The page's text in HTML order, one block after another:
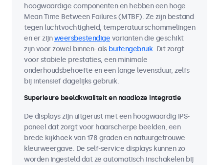
hoogwaardige componenten en hebben een hoge
Mean Time Between Failures (MTBF). Ze zijn bestand
tegen luchtvochtigheid, temperatuurschommelingen
en er zijnweersbestendige varianten die geschikt
zijn voor zowel binnen- als buitengebruik. Dit zorgt
voor stabiele prestaties, een minimale
onderhoudsbehoefte en een lange levensduur, zelfs
bij intensief dagelijks gebruik.
Superieure beeldkwaliteit en naadloze integratie
De displays zijn uitgerust met een hoogwaardig IPS-
paneel dat zorgt voor haarscherpe beelden, een
brede kijkhoek van 178 graden en natuurgetrouwe
kleurweergave. De self-service displays kunnen zo
worden ingesteld dat ze automatisch inschakelen bij